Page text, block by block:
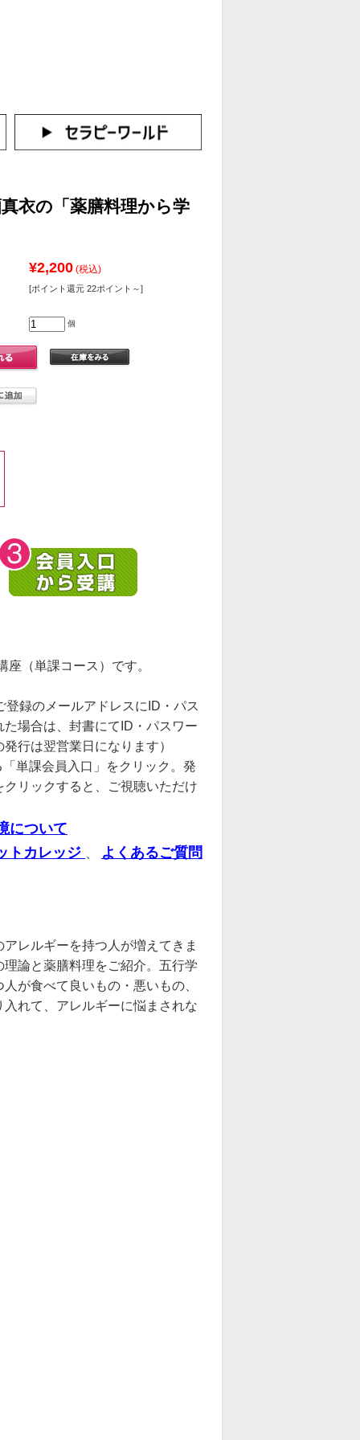
衣の「薬膳料理から学
¥2,200 (税込)
[ポイント還元 22ポイント～]
個
（単課コース）です。
録のメールアドレスにID・パス
場合は、封書にてID・パスワー
行は翌営業日になります）
単課会員入口」をクリック。発
リックすると、ご視聴いただけ
について
トカレッジ
よくあるご質問
レルギーを持つ人が増えてきま
論と薬膳料理をご紹介。五行学
が食べて良いもの・悪いもの、
れて、アレルギーに悩まされな